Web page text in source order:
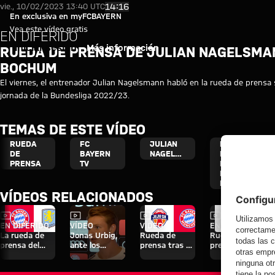
Vídeo- En diferido: Rueda de
Reproducir vídeo
En exclusiva en myFCBAYERN
Vea este vídeo gratis
Iniciar sesión Más información
vie., 10/02/2023 13:40 UTC14:16
EN DIFERIDO
RUEDA DE PRENSA DE JULIAN
BOCHUM
El viernes, el entrenador Julian Nagelsmann habló en la rueda de
jornada de la Bundesliga 2022/23.
TEMAS DE ESTE VÍDEO
RUEDA
DE
PRENSA
FC
BAYERN
TV
JULIAN
NAGELSMANN
REPETICIÓN
DE LA
RUEDA
DE
PRENSA
VÍDEOS RELACIONADOS
Vídeo
EN DIFERIDO
La rueda de
prensa del
Vídeo
VÍDEO
Jonas Urbig,
ante los
medios en
Vídeo
VÍDEO
Rueda de
prensa tras el
Vídeo
EN DIFERIDO
Rueda de
prensa del
Audi Football
Summit